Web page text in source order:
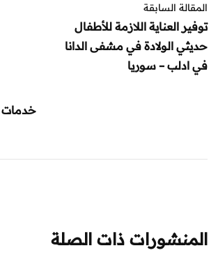
المقالة السابقة
توفير العناية اللازمة للأطفال
حديثي الولادة في مشفى الدانا
في ادلب – سوريا
خدمات
المنشورات ذات الصلة